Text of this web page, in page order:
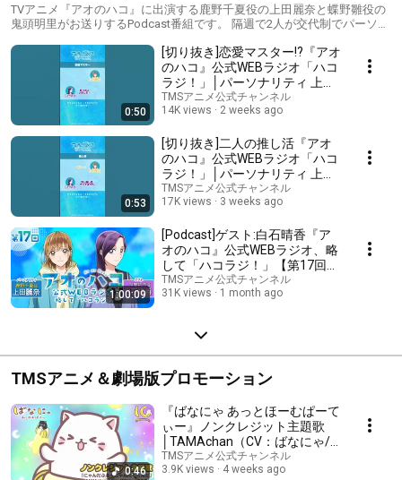
ラジオ Blue Box
TVアニメ『アオのハコ』に出演する鹿野千夏役の上田麗奈と蝶野雛役の
鬼頭明里がお送りするPodcast番組です。 隔週で2人が交代制でパーソナ
までもアオく盛り上げます！
0:50
[切り抜き]恋愛マスター!?『アオ
のハコ』公式WEBラジオ「ハコ
ラジ！」│パーソナリティ 上田
麗奈 & 鬼頭明里 ゲスト 白石晴
香 #アニハコ
TMSアニメ公式チャンネル
14K views
2 weeks ago
0:53
[切り抜き]二人の推し活『アオ
のハコ』公式WEBラジオ「ハコ
ラジ！」│パーソナリティ 上田
麗奈 & 鬼頭明里 ゲスト 白石晴
香 #アニハコ
TMSアニメ公式チャンネル
17K views
3 weeks ago
1:00:09
[Podcast]ゲスト:白石晴香『ア
オのハコ』公式WEBラジオ、略
して「ハコラジ！」【第17回】
パーソナリティ: 上田麗奈│#ア
ニハコ
TMSアニメ公式チャンネル
31K views
1 month ago
TMSアニメ＆劇場版プロモーション
0:46
『ばなにゃ あっとほーむぱーて
ぃー』ノンクレジット主題歌
│TAMAchan（CV：ばなにゃ/
梶裕貴）「にゃんだふる☆にゃ
んだ〜らんど」│ BANANYA
TMSアニメ公式チャンネル
3.9K views
4 weeks ago